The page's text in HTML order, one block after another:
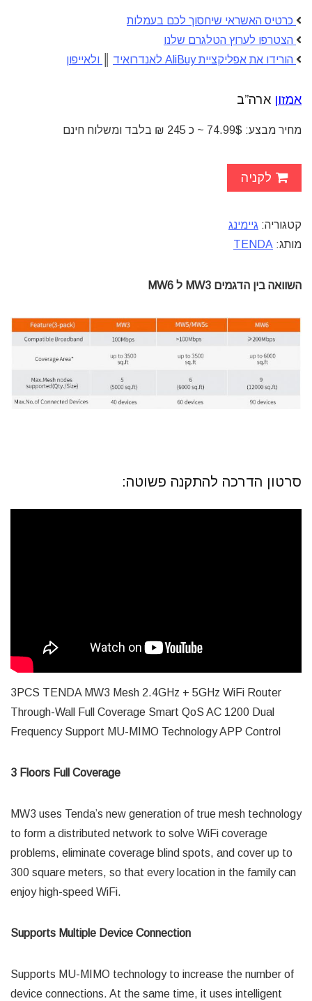
כרטיס האשראי שיחסוך לכם בעמלות
הצטרפו לערוץ הטלגרם שלנו
הורידו את אפליקציית AliBuy לאנדרואיד
ולאייפון
אמזון ארה”ב
מחיר מבצע: 74.99$ ~ כ 245 ₪ בלבד ומשלוח חינם
לקניה
קטגוריה: גיימינג
מותג: TENDA
השוואה בין הדגמים MW3 ל MW6
סרטון הדרכה להתקנה פשוטה:
3PCS TENDA MW3 Mesh 2.4GHz + 5GHz WiFi Router
Through-Wall Full Coverage Smart QoS AC 1200 Dual
Frequency Support MU-MIMO Technology APP Control
3 Floors Full Coverage
MW3 uses Tenda’s new generation of true mesh technology
to form a distributed network to solve WiFi coverage
problems, eliminate coverage blind spots, and cover up to
300 square meters, so that every location in the family can
enjoy high-speed WiFi.
Supports Multiple Device Connection
Supports MU-MIMO technology to increase the number of
device connections. At the same time, it uses intelligent